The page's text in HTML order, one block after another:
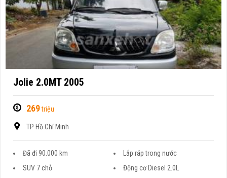
Jolie 2.0MT 2005
269triệu
TP Hồ Chí Minh
Đã đi 90.000 km
Lắp ráp trong nước
SUV 7 chỗ
Động cơ Diesel 2.0L